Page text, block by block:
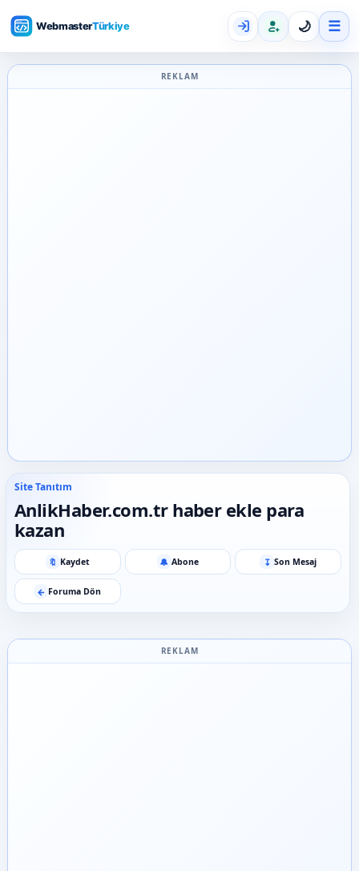
🌙 ☰
REKLAM
Site Tanıtım
AnlikHaber.com.tr haber ekle para
kazan
🔖 Kaydet 🔔 Abone ↧ Son Mesaj
← Foruma Dön
REKLAM